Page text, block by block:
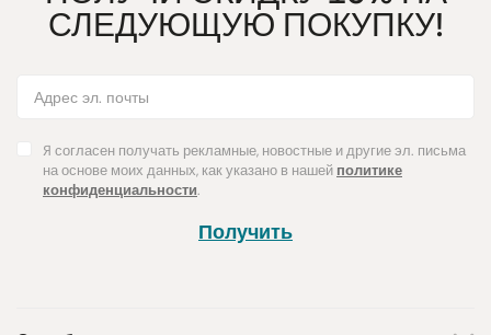
СЛЕДУЮЩУЮ ПОКУПКУ!
Я согласен получать рекламные, новостные и другие эл. письма
на основе моих данных, как указано в нашей политике
конфиденциальности.
Получить